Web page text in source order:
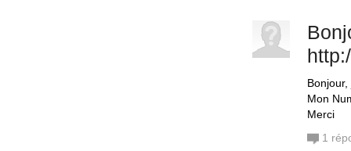
Mon
Merci
1